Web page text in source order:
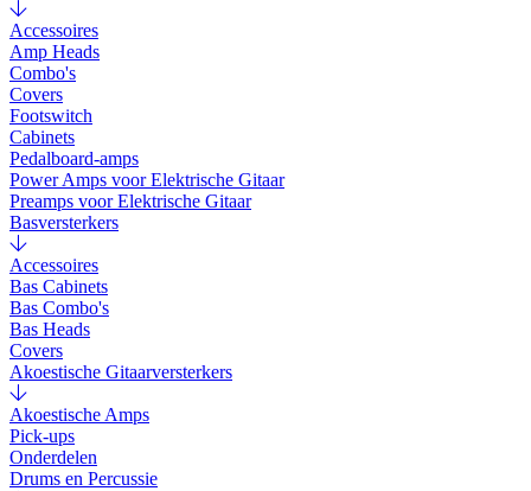
Accessoires
Amp Heads
Combo's
Covers
Footswitch
Cabinets
Pedalboard-amps
Power Amps voor Elektrische Gitaar
Preamps voor Elektrische Gitaar
Basversterkers
Accessoires
Bas Cabinets
Bas Combo's
Bas Heads
Covers
Akoestische Gitaarversterkers
Akoestische Amps
Pick-ups
Onderdelen
Drums en Percussie